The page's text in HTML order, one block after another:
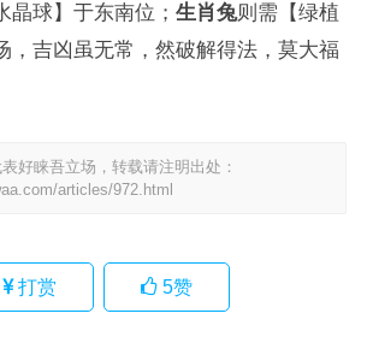
晶球】于东南位； 生肖兔则需【绿植
，吉凶虽无常，然破解得法，莫大福
好睐吾立场，转载请注明出处：
articles/972.html
打赏 5赞